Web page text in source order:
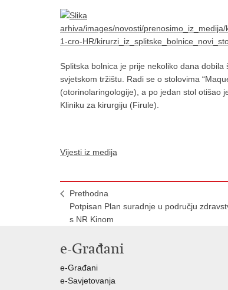
Splitska bolnica je prije nekoliko dana
svjetskom tržištu. Radi se o stolovima
(otorinolaringologije), a po jedan stol otišao
Kliniku za kirurgiju (Firule).
Vijesti iz medija
Prethodna
Potpisan Plan suradnje u području
s NR Kinom
e-Građani
e-Građani
e-Savjetovanja